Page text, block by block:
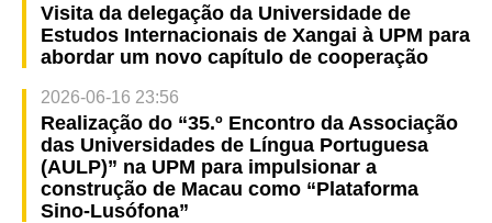
Visita da delegação da Universidade de
Estudos Internacionais de Xangai à UPM para
abordar um novo capítulo de cooperação
2026-06-16 23:56
Realização do “35.º Encontro da Associação
das Universidades de Língua Portuguesa
(AULP)” na UPM para impulsionar a
construção de Macau como “Plataforma
Sino-Lusófona”